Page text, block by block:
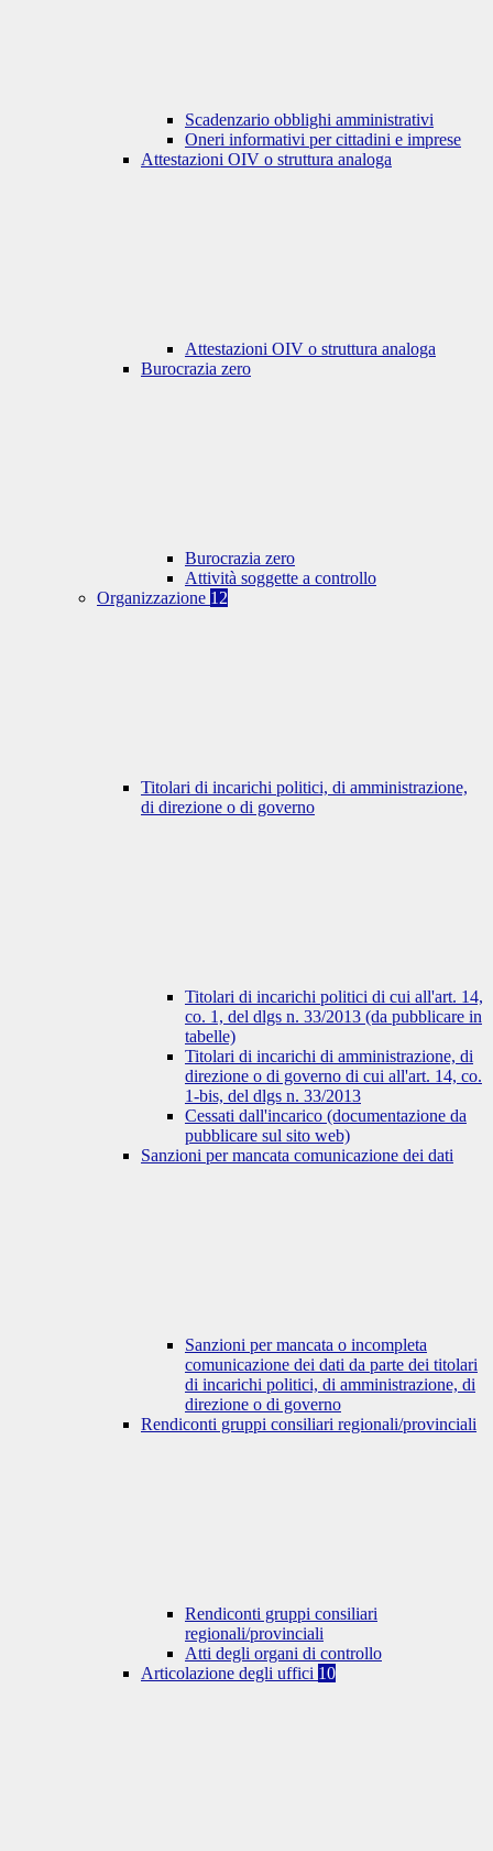
Scadenzario obblighi amministrativi
Oneri informativi per cittadini e imprese
Attestazioni OIV o struttura analoga
Attestazioni OIV o struttura analoga
Burocrazia zero
Burocrazia zero
Attività soggette a controllo
Organizzazione 12
Titolari di incarichi politici, di amministrazione,
di direzione o di governo
Titolari di incarichi politici di cui all'art. 14,
co. 1, del dlgs n. 33/2013 (da pubblicare in
tabelle)
Titolari di incarichi di amministrazione, di
direzione o di governo di cui all'art. 14, co.
1-bis, del dlgs n. 33/2013
Cessati dall'incarico (documentazione da
pubblicare sul sito web)
Sanzioni per mancata comunicazione dei dati
Sanzioni per mancata o incompleta
comunicazione dei dati da parte dei titolari
di incarichi politici, di amministrazione, di
direzione o di governo
Rendiconti gruppi consiliari regionali/provinciali
Rendiconti gruppi consiliari
regionali/provinciali
Atti degli organi di controllo
Articolazione degli uffici 10